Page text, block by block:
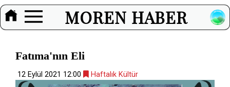
MOREN HABER
Fatıma'nın Eli
12 Eylül 2021 12:00 Haftalık Kültür